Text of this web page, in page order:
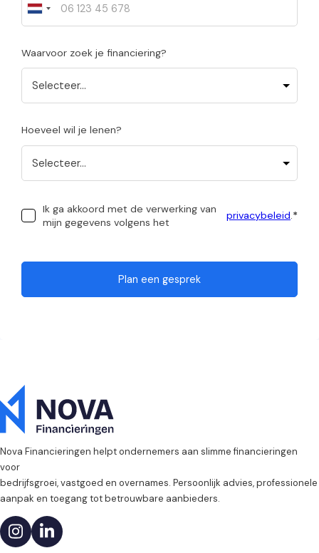
Waarvoor zoek je financiering?
Hoeveel wil je lenen?
Ik ga akkoord met de verwerking van
mijn gegevens volgens het
privacybeleid.*
Plan een gesprek
Nova Financieringen helpt ondernemers aan slimme financieringen
voor
bedrijfsgroei, vastgoed en overnames. Persoonlijk advies, professionele
aanpak en toegang tot betrouwbare aanbieders.